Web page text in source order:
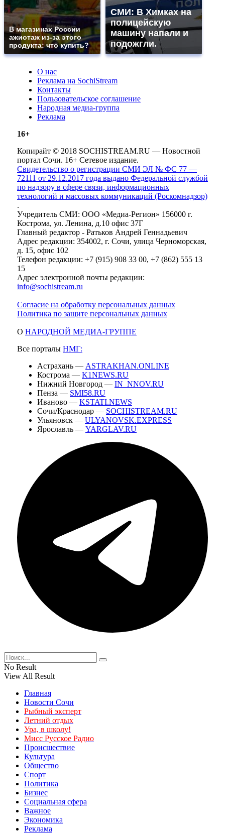
В магазинах России
ажиотаж из-за этого
продукта: что купить?
СМИ: В Химках на
полицейскую
машину напали и
подожгли.
О нас
Реклама на SochiStream
Контакты
Пользовательское соглашение
Народная медиа-группа
Реклама
16+
Копирайт © 2018 SOCHISTREAM.RU — Новостной
портал Сочи. 16+ Сетевое издание.
Свидетельство о регистрации СМИ ЭЛ № ФС 77 —
72111 от 29.12.2017 года выдано Федеральной службой
по надзору в сфере связи, информационных
технологий и массовых коммуникаций (Роскомнадзор)
.
Учредитель СМИ: ООО «Медиа-Регион» 156000 г.
Кострома, ул. Ленина, д.10 офис 37Г
Главный редактор - Ратьков Андрей Геннадьевич
Адрес редакции: 354002, г. Сочи, улица Черноморская,
д. 15, офис 102
Телефон редакции: +7 (915) 908 33 00, +7 (862) 555 13
15
Адрес электронной почты редакции:
info@sochistream.ru
Согласие на обработку персональных данных
Политика по защите персональных данных
О НАРОДНОЙ МЕДИА-ГРУППЕ
Все порталы НМГ:
Астрахань — ASTRAKHAN.ONLINE
Кострома — K1NEWS.RU
Нижний Новгород — IN_NNOV.RU
Пенза — SMI58.RU
Иваново — KSTATI.NEWS
Сочи/Краснодар — SOCHISTREAM.RU
Ульяновск — ULYANOVSK.EXPRESS
Ярославль — YARGLAV.RU
No Result
View All Result
Главная
Новости Сочи
Рыбный эксперт
Летний отдых
Ура, в школу!
Мисс Русское Радио
Происшествие
Культура
Общество
Спорт
Политика
Бизнес
Социальная сфера
Важное
Экономика
Реклама